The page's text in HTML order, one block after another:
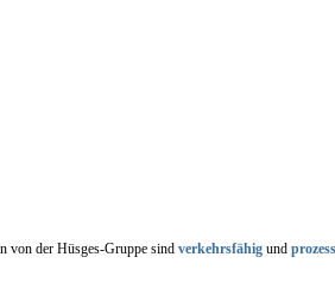
von der Hüsges-Gruppe sind verkehrsfähig und